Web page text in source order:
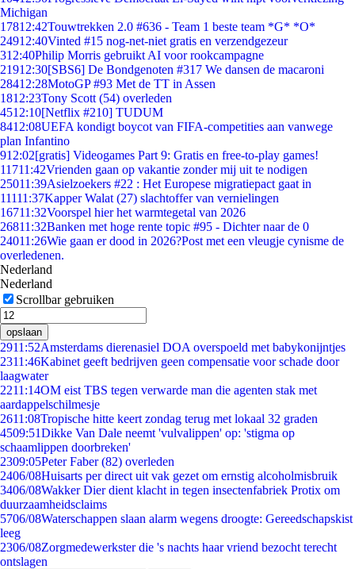
Michigan
17812:42Touwtrekken 2.0 #636 - Team 1 beste team *G* *O*
24912:40Vinted #15 nog-net-niet gratis en verzendgezeur
312:40Philip Morris gebruikt AI voor rookcampagne
21912:30[SBS6] De Bondgenoten #317 We dansen de macaroni
28412:28MotoGP #93 Met de TT in Assen
1812:23Tony Scott (54) overleden
4512:10[Netflix #210] TUDUM
8412:08UEFA kondigt boycot van FIFA-competities aan vanwege
plan Infantino
912:02[gratis] Videogames Part 9: Gratis en free-to-play games!
11711:42Vrienden gaan op vakantie zonder mij uit te nodigen
25011:39Asielzoekers #22 : Het Europese migratiepact gaat in
11111:37Kapper Walat (27) slachtoffer van vernielingen
16711:32Voorspel hier het warmtegetal van 2026
26811:32Banken met hoge rente topic #95 - Dichter naar de 0
24011:26Wie gaan er dood in 2026?Post met een vleugje cynisme de
overledenen.
Nederland
Nederland
Scrollbar gebruiken
opslaan
2911:52Amsterdams dierenasiel DOA overspoeld met babykonijntjes
2311:46Kabinet geeft bedrijven geen compensatie voor schade door
laagwater
2211:14OM eist TBS tegen verwarde man die agenten stak met
aardappelschilmesje
2611:08Tropische hitte keert zondag terug met lokaal 32 graden
4509:51Dikke Van Dale neemt 'vulvalippen' op: 'stigma op
schaamlippen doorbreken'
2309:05Peter Faber (82) overleden
2406/08Huisarts per direct uit vak gezet om ernstig alcoholmisbruik
3406/08Wakker Dier dient klacht in tegen insectenfabriek Protix om
duurzaamheidsclaims
5706/08Waterschappen slaan alarm wegens droogte: Gereedschapskist
leeg
2306/08Zorgmedewerkster die 's nachts haar vriend bezocht terecht
ontslagen